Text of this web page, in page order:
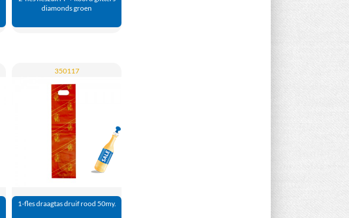
diamonds groen
350117
1-fles draagtas druif rood 50my.